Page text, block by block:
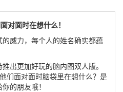
对面时在想什么！
威力，每个人的姓名确实都蕴
出更加好玩的脑内图双人版。
们面对面时脑袋里在想什么？是
的朋友哦！